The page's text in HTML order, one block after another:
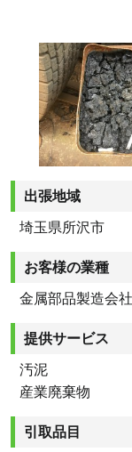
出張地域
埼玉県所沢市
お客様の業種
金属部品製造会社
提供サービス
汚泥
産業廃棄物
引取品目